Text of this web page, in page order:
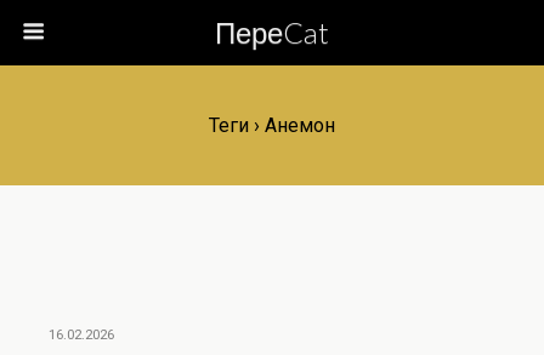
ПереCat
Теги › Анемон
16.02.2026